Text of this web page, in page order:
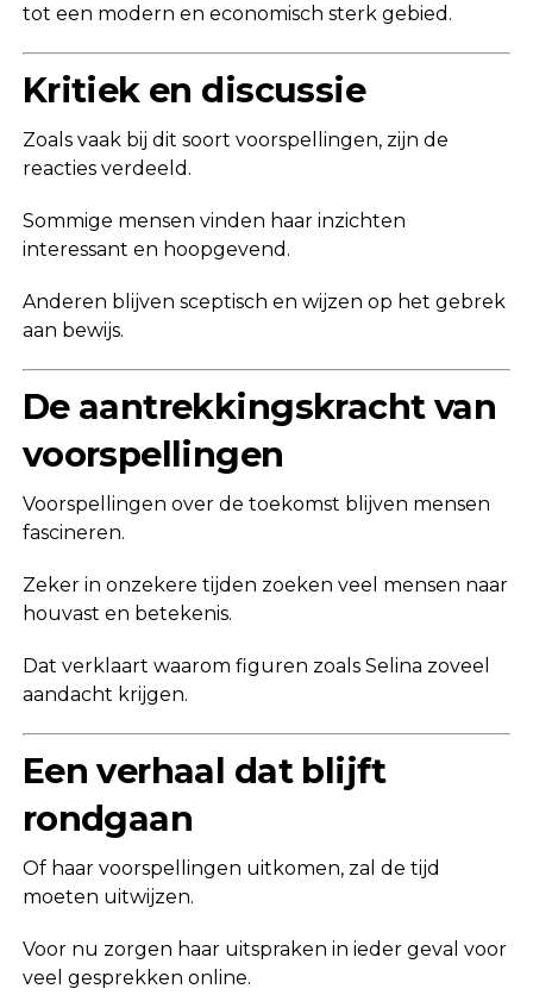
tot een modern en economisch sterk gebied.
Kritiek en discussie
Zoals vaak bij dit soort voorspellingen, zijn de
reacties verdeeld.
Sommige mensen vinden haar inzichten
interessant en hoopgevend.
Anderen blijven sceptisch en wijzen op het gebrek
aan bewijs.
De aantrekkingskracht van
voorspellingen
Voorspellingen over de toekomst blijven mensen
fascineren.
Zeker in onzekere tijden zoeken veel mensen naar
houvast en betekenis.
Dat verklaart waarom figuren zoals Selina zoveel
aandacht krijgen.
Een verhaal dat blijft
rondgaan
Of haar voorspellingen uitkomen, zal de tijd
moeten uitwijzen.
Voor nu zorgen haar uitspraken in ieder geval voor
veel gesprekken online.